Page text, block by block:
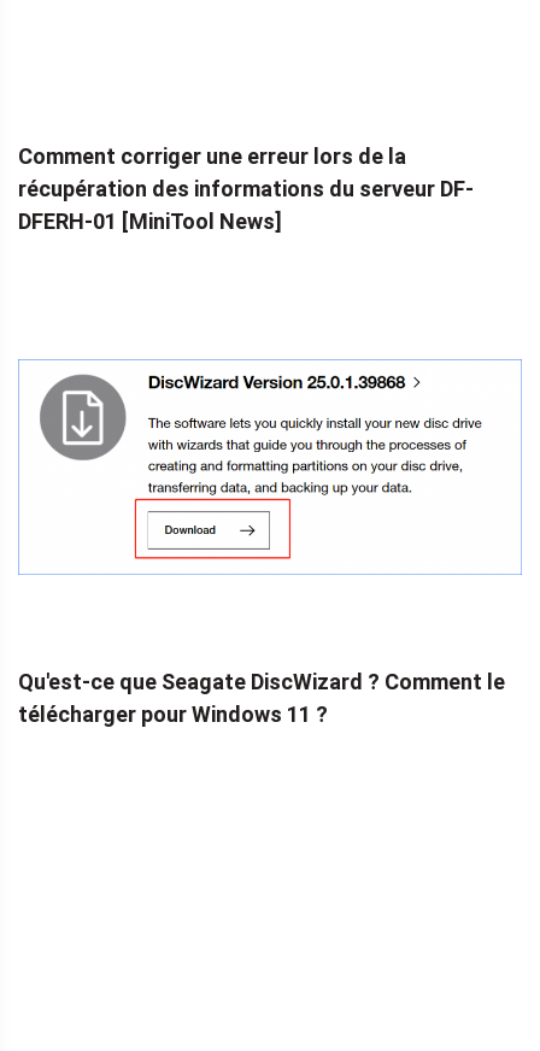
Comment corriger une erreur lors de la
récupération des informations du serveur DF-
DFERH-01 [MiniTool News]
Qu'est-ce que Seagate DiscWizard ? Comment le
télécharger pour Windows 11 ?